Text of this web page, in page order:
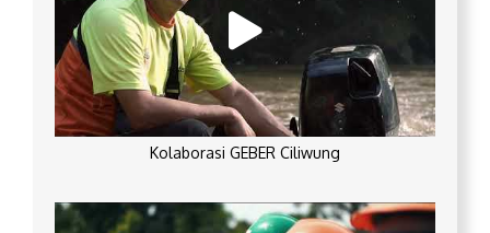
Kolaborasi GEBER Ciliwung